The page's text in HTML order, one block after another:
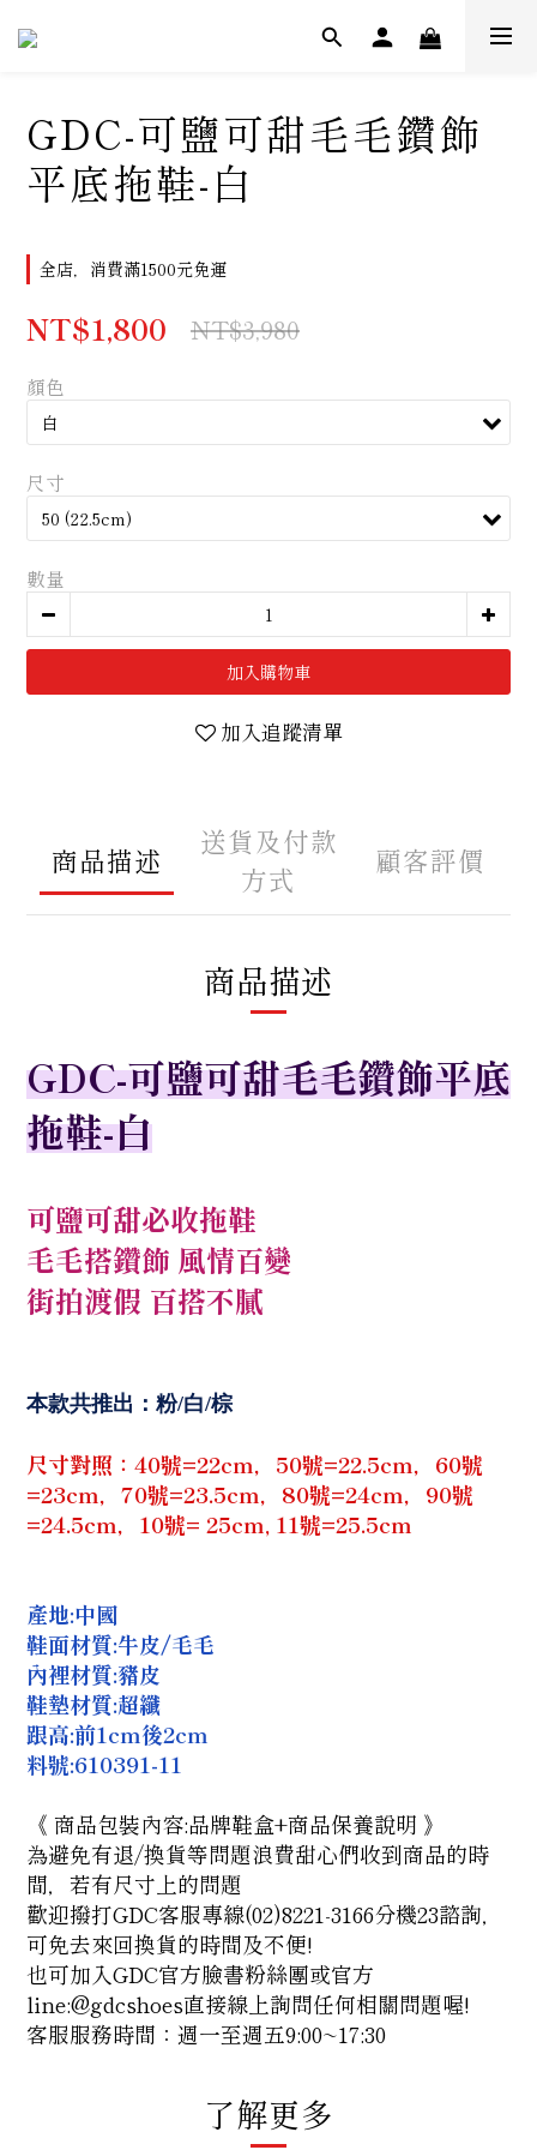
GDC-可鹽可甜毛毛鑽飾
平底拖鞋-白
全店，消費滿1500元免運
NT$1,800 NT$3,980
顏色
尺寸
數量
加入購物車
加入追蹤清單
商品描述
送貨及付款
方式
顧客評價
商品描述
GDC-可鹽可甜毛毛鑽飾平底
拖鞋-白
可鹽可甜必收拖鞋
毛毛搭鑽飾 風情百變
街拍渡假 百搭不膩
本款共推出：粉/白/棕
尺寸對照：40號=22cm，50號=22.5cm，60號
=23cm，70號=23.5cm，80號=24cm，90號
=24.5cm，10號= 25cm, 11號=25.5cm
產地:中國
鞋面材質:牛皮/毛毛
內裡材質:豬皮
鞋墊材質:超纖
跟高:前1cm後2cm
料號:610391-11
《 商品包裝內容:品牌鞋盒+商品保養說明 》
為避免有退/換貨等問題浪費甜心們收到商品的時
間，若有尺寸上的問題
歡迎撥打GDC客服專線(02)8221-3166分機23諮詢，
可免去來回換貨的時間及不便!
也可加入GDC官方臉書粉絲團或官方
line:@gdcshoes直接線上詢問任何相關問題喔!
客服服務時間：週一至週五9:00~17:30
了解更多